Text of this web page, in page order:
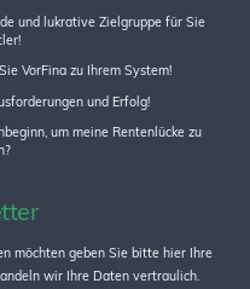
und lukrative Zielgruppe für Sie
VorFina zu Ihrem System!
und Erfolg!
um meine Rentenlücke zu
möchten geben Sie bitte hier Ihre
wir Ihre Daten vertraulich.